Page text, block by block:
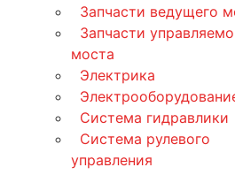
Запчасти ведущего
Запчасти
моста
Электрика
Система гидравлики
Система рулевого
управления